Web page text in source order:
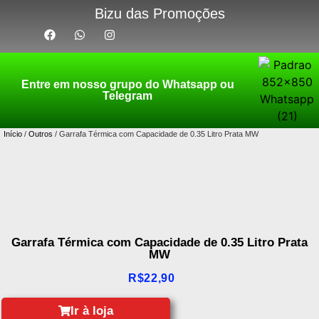
Bizu das Promoções
Entre em nosso grupo do Whatsapp ou
Telegram
Início / Outros / Garrafa Térmica com Capacidade de 0.35 Litro Prata MW
Garrafa Térmica com Capacidade de 0.35 Litro Prata
MW
R$22,90
Ir à loja